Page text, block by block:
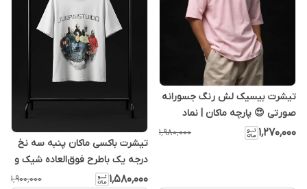
تیشرت بیسیک لش رنگ جسورانه
صورتی 😍 پارچه ماکان | نماد
اعتماد به نفس مردانه
۱٬۲۷۰٬۰۰۰ ۱٬۹۸۰٬۰۰۰
تیشرت باکسی ماکان پنبه سه نخ
درجه یک باطرح فوق‌العاده شیک و
خفن
۱٬۵۸۰٬۰۰۰ ۱٬۹۰۰٬۰۰۰